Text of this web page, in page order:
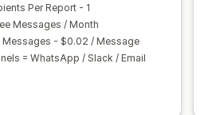
Per Report - 1
Messages / Month
Messages - $0.02 / Message
= WhatsApp / Slack / Email